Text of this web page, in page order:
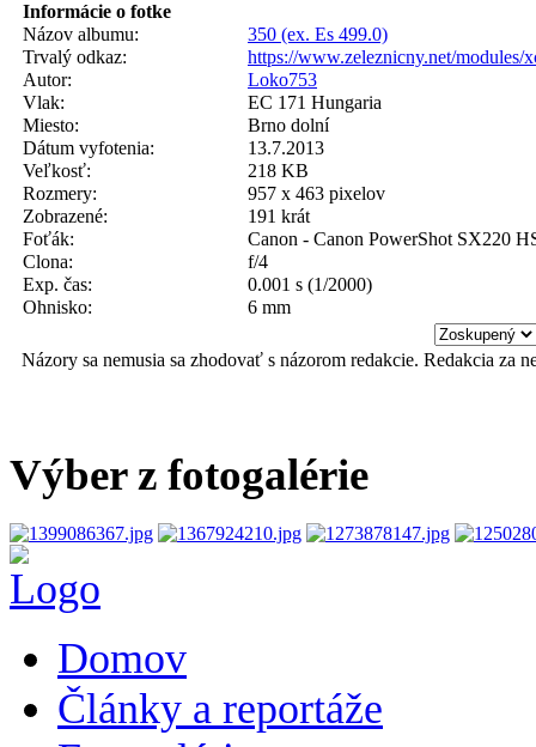
Informácie o fotke
Názov albumu:
350 (ex. Es 499.0)
Trvalý odkaz:
https://www.zeleznicny.net/modules/
Autor:
Loko753
Vlak:
EC 171 Hungaria
Miesto:
Brno dolní
Dátum vyfotenia:
13.7.2013
Veľkosť:
218 KB
Rozmery:
957 x 463 pixelov
Zobrazené:
191 krát
Foťák:
Canon - Canon PowerShot SX220
Clona:
f/4
Exp. čas:
0.001 s (1/2000)
Ohnisko:
6 mm
Názory sa nemusia sa zhodovať s názorom redakcie. Redakcia za
Výber z fotogalérie
Domov
Články a reportáže